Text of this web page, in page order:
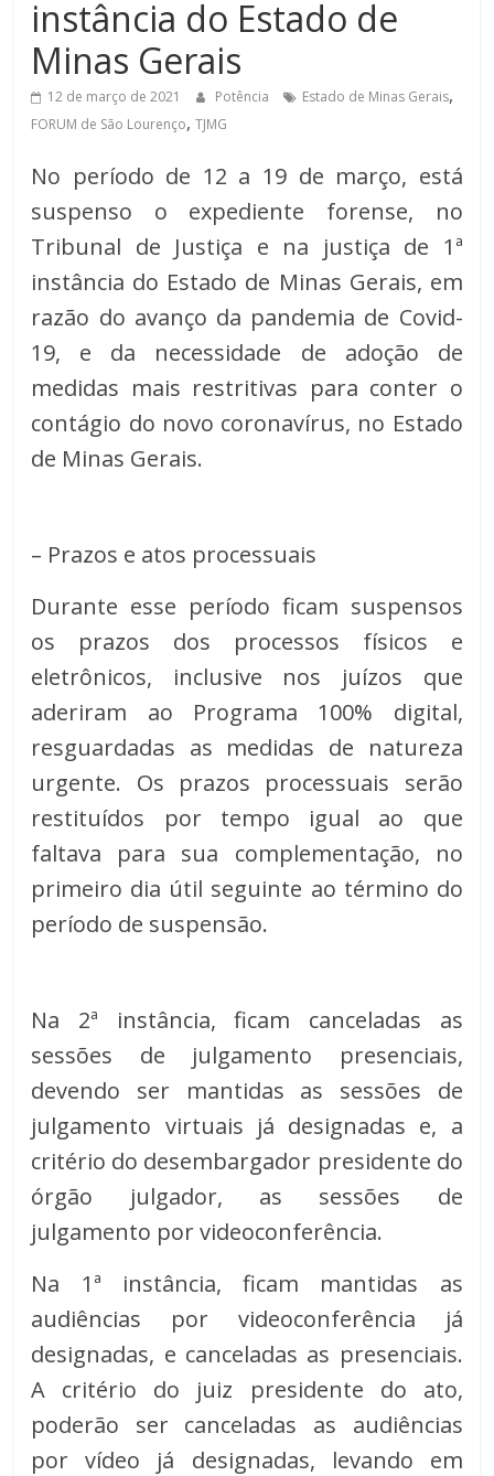
Minas
instância do Estado de
Minas Gerais
12 de março de 2021 Potência Estado de Minas Gerais,
FORUM de São Lourenço,TJMG
No período de 12 a 19 de março, está
suspenso o expediente forense, no
Tribunal de Justiça e na justiça de 1ª
instância do Estado de Minas Gerais, em
razão do avanço da pandemia de Covid-
19, e da necessidade de adoção de
medidas mais restritivas para conter o
contágio do novo coronavírus, no Estado
de Minas Gerais.
– Prazos e atos processuais
Durante esse período ficam suspensos
os prazos dos processos físicos e
eletrônicos, inclusive nos juízos que
aderiram ao Programa 100% digital,
resguardadas as medidas de natureza
urgente. Os prazos processuais serão
restituídos por tempo igual ao que
faltava para sua complementação, no
primeiro dia útil seguinte ao término do
período de suspensão.
Na 2ª instância, ficam canceladas as
sessões de julgamento presenciais,
devendo ser mantidas as sessões de
julgamento virtuais já designadas e, a
critério do desembargador presidente do
órgão julgador, as sessões de
julgamento por videoconferência.
Na 1ª instância, ficam mantidas as
audiências por videoconferência já
designadas, e canceladas as presenciais.
A critério do juiz presidente do ato,
poderão ser canceladas as audiências
por vídeo já designadas, levando em